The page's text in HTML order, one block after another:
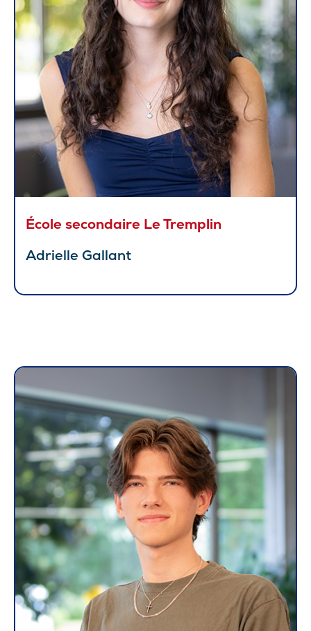
École secondaire Le Tremplin
Adrielle Gallant